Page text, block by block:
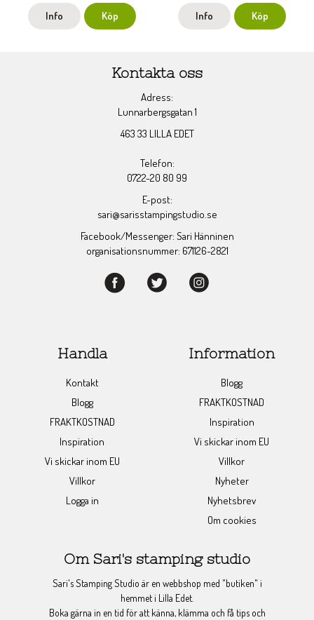
Info Köp Info Köp
Kontakta oss
Adress:
Lunnarbergsgatan 1
463 33 LILLA EDET
Telefon:
0722-20 80 99
E-post:
sari@sarisstampingstudio.se
Facebook/Messenger: Sari Hänninen
organisationsnummer: 671126-2821
Handla
Kontakt
Blogg
FRAKTKOSTNAD
Inspiration
Vi skickar inom EU
Villkor
Logga in
Information
Blogg
FRAKTKOSTNAD
Inspiration
Vi skickar inom EU
Villkor
Nyheter
Nyhetsbrev
Om cookies
Om Sari's stamping studio
Sari's Stamping Studio är en webbshop med "butiken" i
hemmet i Lilla Edet.
Boka gärna in en tid för att känna, klämma och få tips och